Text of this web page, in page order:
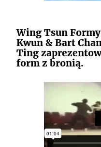
Wing Tsun
Kwun & Bart
Ting
form z bronią.